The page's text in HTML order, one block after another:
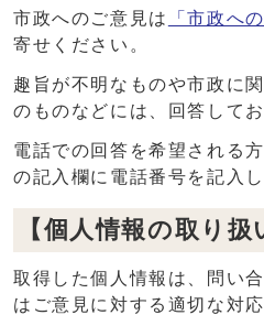
市政へのご意見は 「市政へ
寄せください。
趣旨が不明なものや市政に
のものなどには、回答してお
電話での回答を希望される
の記入欄に電話番号を記入し
【個人情報の取り扱
取得した個人情報は、問い
はご意見に対する適切な対